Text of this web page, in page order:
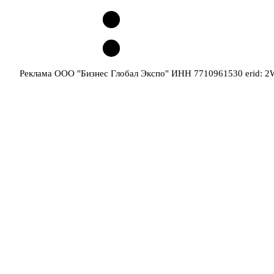
Реклама ООО "Бизнес Глобал Экспо" ИНН 7710961530 erid: